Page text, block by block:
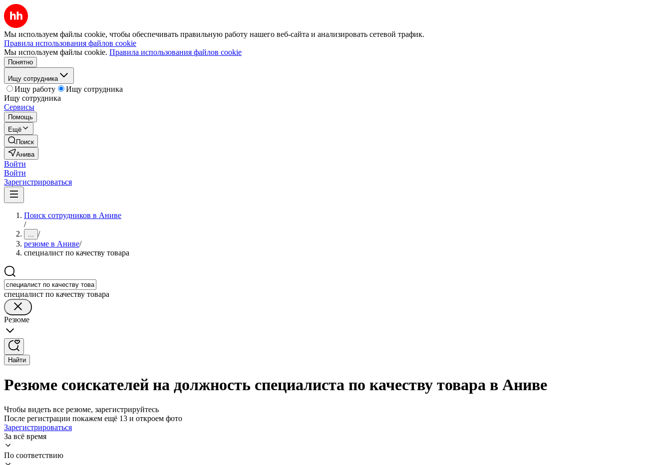
Мы используем файлы cookie, чтобы обеспечивать правильную работу нашего веб-сайта и анализировать сетевой трафик.
Правила использования файлов cookie
Мы используем файлы cookie. Правила использования файлов cookie
Понятно
Ищу сотрудника
Ищу работу
Ищу сотрудника
Ищу сотрудника
Сервисы
Помощь
Ещё
Поиск
Анива
Войти
Войти
Зарегистрироваться
Поиск сотрудников в Аниве
/
... /
резюме в Аниве/
специалист по качеству товара
специалист по качеству товара
Резюме
Найти
Резюме соискателей на должность специалиста по качеству товара в Аниве
Чтобы видеть все резюме, зарегистрируйтесь
После регистрации покажем ещё 13 и откроем фото
Зарегистрироваться
За всё время
По соответствию